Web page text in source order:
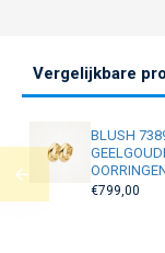
Vergelijkbare
BLUSH
€799,00